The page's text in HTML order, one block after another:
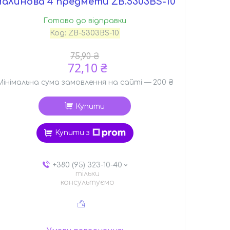
Готово до відправки
Код: ZB-5303BS-10
75,90 ₴
72,10 ₴
сума замовлення на сайті — 200 ₴
Купити
Купити з
+380 (95) 323-10-40
тільки
консультуємо